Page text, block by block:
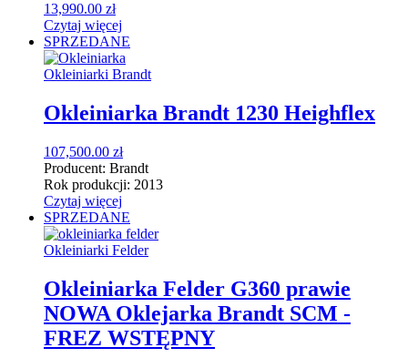
13,990.00 zł
Czytaj więcej
SPRZEDANE
Okleiniarki Brandt
Okleiniarka Brandt 1230 Heighflex
107,500.00 zł
Producent: Brandt
Rok produkcji: 2013
Czytaj więcej
SPRZEDANE
Okleiniarki Felder
Okleiniarka Felder G360 prawie
NOWA Oklejarka Brandt SCM -
FREZ WSTĘPNY